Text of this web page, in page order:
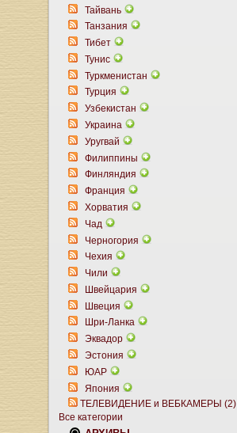
Тайвань
Танзания
Тибет
Тунис
Туркменистан
Турция
Узбекистан
Украина
Уругвай
Филиппины
Финляндия
Франция
Хорватия
Чад
Черногория
Чехия
Чили
Швейцария
Швеция
Шри-Ланка
Эквадор
Эстония
ЮАР
Япония
ТЕЛЕВИДЕНИЕ и ВЕБКАМЕРЫ (2)
Все категории